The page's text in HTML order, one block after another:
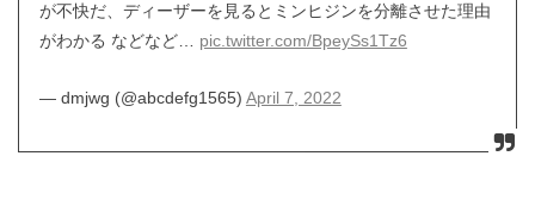
が不快だ、ディーザーを見るとミンヒジンを分離させた理由
がわかる などなど… pic.twitter.com/BpeySs1Tz6
— dmjwg (@abcdefg1565) April 7, 2022